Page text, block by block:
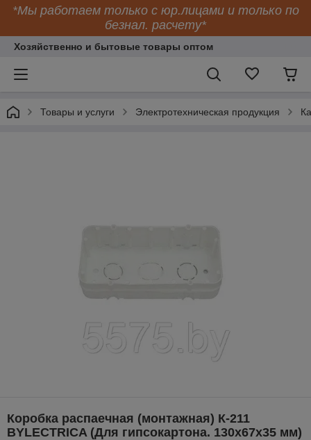
*Мы работаем только с юр.лицами и только по
безнал. расчету*
Хозяйственно и бытовые товары оптом
Товары и услуги Электротехническая продукция
Коробка распаечная (монтажная) К-211
BYLECTRICA (Для гипсокартона. 130х67х35 мм)